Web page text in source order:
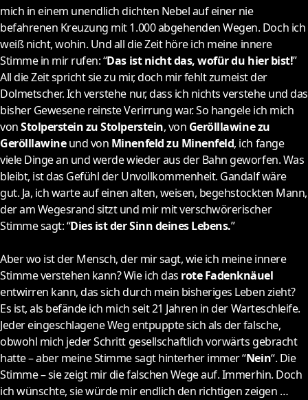
mich in einem unendlich dichten Nebel auf einer nie
befahrenen Kreuzung mit 1.000 abgehenden Wegen. Doch ich
weiß nicht, wohin. Und all die Zeit höre ich meine innere
Stimme in mir rufen: “Das ist nicht das, wofür du hier bist!”
All die Zeit spricht sie zu mir, doch mir fehlt zumeist der
Dolmetscher. Ich verstehe nur, dass ich nichts verstehe und das
bisher Gewesene reinste Verirrung war. So hangele ich mich
vonStolperstein zu Stolperstein, von Gerölllawine zu
Gerölllawineund von Minenfeld zu Minenfeld, ich fange
viele Dinge an und werde wieder aus der Bahn geworfen. Was
bleibt, ist das Gefühl der Unvollkommenheit. Gandalf wäre
gut. Ja, ich warte auf einen alten, weisen, begehstockten Mann,
der am Wegesrand sitzt und mir mit verschwörerischer
Stimme sagt: “Dies ist der Sinn deines Lebens.”
Aber wo ist der Mensch, der mir sagt, wie ich meine innere
Stimme verstehen kann? Wie ich das rote Fadenknäuel
entwirren kann, das sich durch mein bisheriges Leben zieht?
Es ist, als befände ich mich seit 21 Jahren in der Warteschleife.
Jeder eingeschlagene Weg entpuppte sich als der falsche,
obwohl mich jeder Schritt gesellschaftlich vorwärts gebracht
hatte – aber meine Stimme sagt hinterher immer “Nein“. Die
Stimme – sie zeigt mir die falschen Wege auf. Immerhin. Doch
ich wünschte, sie würde mir endlich den richtigen zeigen …